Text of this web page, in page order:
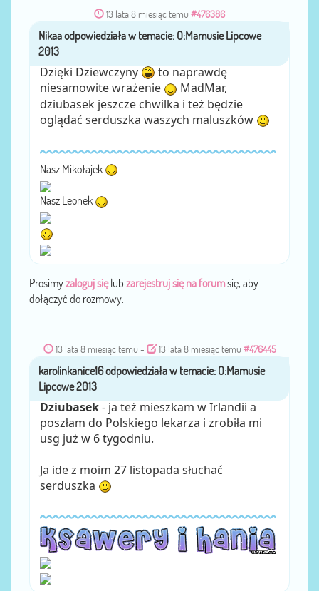
13 lata 8 miesiąc temu #476386
przezNikaa
Dzięki Dziewczyny
to naprawdę
niesamowite wrażenie
MadMar,
dziubasek jeszcze chwilka i też będzie
oglądać serduszka waszych maluszków
Nasz Mikołajek
Nasz Leonek
Prosimyzaloguj sięlub zarejestruj się na forumsię, aby
dołączyć do rozmowy.
13 lata 8 miesiąc temu - 13 lata 8 miesiąc temu #476445
przezkarolinkanice16
Dziubasek- ja też mieszkam w Irlandii a
poszłam do Polskiego lekarza i zrobiła mi
usg już w 6 tygodniu.
Ja ide z moim 27 listopada słuchać
serduszka